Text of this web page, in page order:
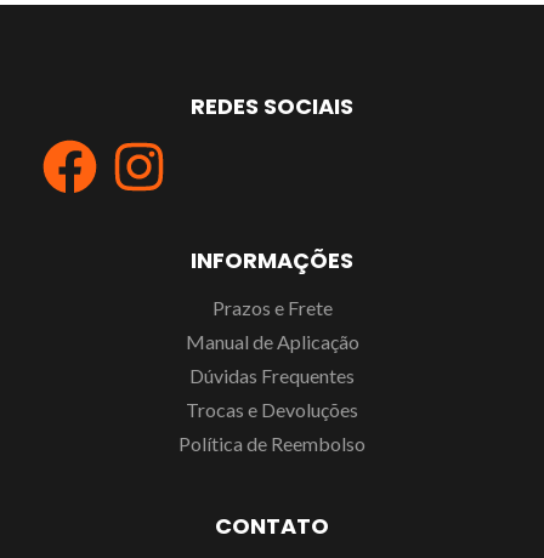
CONTATO
INFORMAÇÕES
Prazos e Frete
Manual de Aplicação
Dúvidas Frequentes
Trocas e Devoluções
Política de Reembolso
REDES SOCIAIS